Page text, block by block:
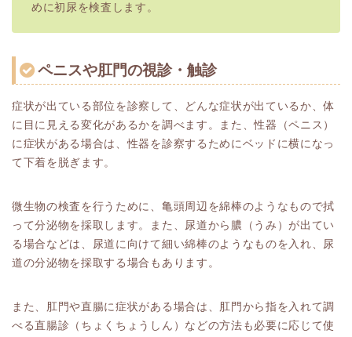
めに初尿を検査します。
ペニスや肛門の視診・触診
症状が出ている部位を診察して、どんな症状が出ているか、体
に目に見える変化があるかを調べます。また、性器（ペニス）
に症状がある場合は、性器を診察するためにベッドに横になっ
て下着を脱ぎます。
微生物の検査を行うために、亀頭周辺を綿棒のようなもので拭
って分泌物を採取します。また、尿道から膿（うみ）が出てい
る場合などは、尿道に向けて細い綿棒のようなものを入れ、尿
道の分泌物を採取する場合もあります。
また、肛門や直腸に症状がある場合は、肛門から指を入れて調
べる直腸診（ちょくちょうしん）などの方法も必要に応じて使